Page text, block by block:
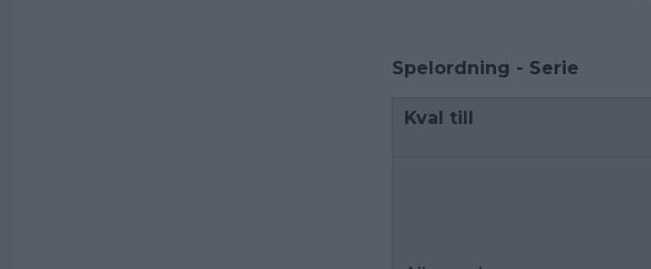
Spelordning - Serie
Kval till